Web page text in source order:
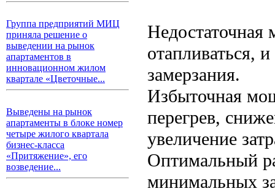
Группа предприятий МИЦ
приняла решение о
выведении на рынок
апартаментов в
инновационном жилом
квартале «Цветочные...
Выведены на рынок
апартаменты в блоке номер
четыре жилого квартала
бизнес-класса
«Притяжение», его
возведение...
Недостаточная
отапливаться,
замерзания.
Избыточная
перегрев,
увеличение
Оптимальный
минимальных